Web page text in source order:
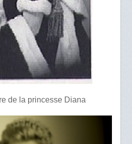
de la princesse Diana